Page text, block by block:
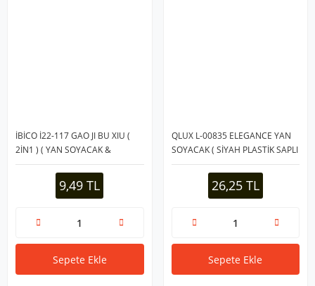
İBİCO İ22-117 GAO JI BU XIU (
2İN1 ) ( YAN SOYACAK &
OYACAK ) ( AHŞAP SAPLI ) ( 9 + 9
= 18 CM )*12X1009,49 TL
Sepete Ekle
QLUX L-00835 ELEGANCE YAN
SOYACAK ( SİYAH PLASTİK SAPLI
)*60
26,25 TL
Sepete Ekle